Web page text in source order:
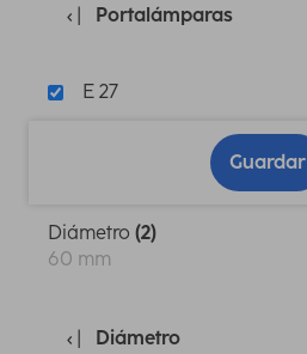
Portalámparas
E 27
Guardar
Diámetro (2)
60 mm
Diámetro